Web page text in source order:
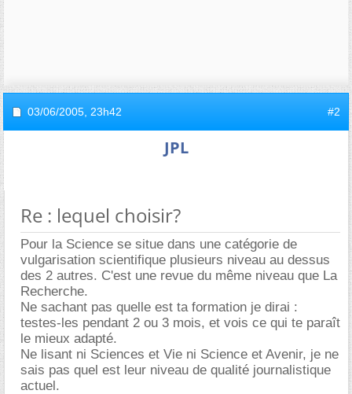
03/06/2005, 23h42 #2
JPL
Re : lequel choisir?
Pour la Science se situe dans une catégorie de
vulgarisation scientifique plusieurs niveau au dessus
des 2 autres. C'est une revue du même niveau que La
Recherche.
Ne sachant pas quelle est ta formation je dirai :
testes-les pendant 2 ou 3 mois, et vois ce qui te paraît
le mieux adapté.
Ne lisant ni Sciences et Vie ni Science et Avenir, je ne
sais pas quel est leur niveau de qualité journalistique
actuel.